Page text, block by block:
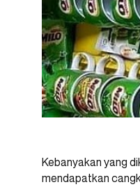
Kebanyakan yang
mendapatkan